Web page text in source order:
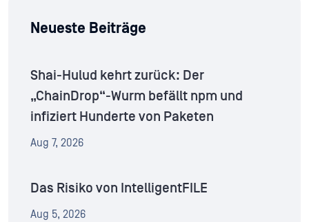
Neueste Beiträge
Shai-Hulud kehrt zurück: Der
„ChainDrop“-Wurm befällt npm und
infiziert Hunderte von Paketen
Aug 7, 2026
Das Risiko von IntelligentFILE
Aug 5, 2026